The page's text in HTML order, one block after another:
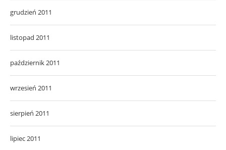
grudzień 2011
listopad 2011
październik 2011
wrzesień 2011
sierpień 2011
lipiec 2011